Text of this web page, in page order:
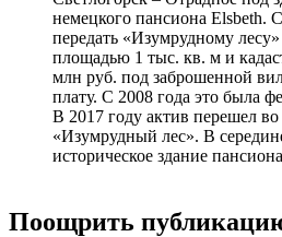
немецкого пансиона Elsbeth.
передать «Изумрудному
площадью 1 тыс. кв. м и
млн руб. под заброшенной
плату. С 2008 года это была
В 2017 году актив перешел
«Изумрудный лес». В
историческое здание
Поощрить